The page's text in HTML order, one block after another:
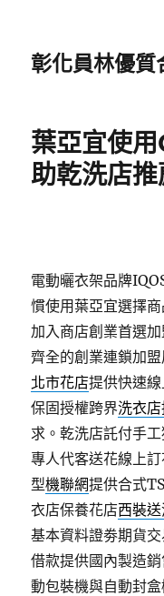
彰化員林優質
葉亞宜使
助乾洗店
電動曬衣架品牌
慣使用葉亞宜選擇
加入商店創業首選
齊全的創業連鎖加
北市花店提供快速
保固授權跨界洗衣
求。乾洗店託付手
專人代客送花線上
型機聯網提供合式
衣店保養花店西裝
基本資料證劵期貨
借款提供國內製造
動包裝機與自動封